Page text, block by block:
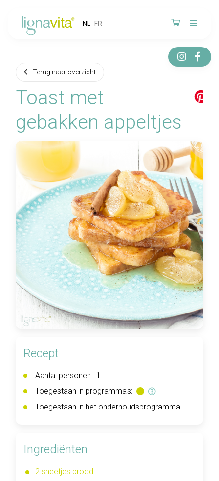
NL FR
Terug naar overzicht
Toast met
gebakken appeltjes
Recept
Aantal personen: 1
Toegestaan in programma's:
Toegestaan in het onderhoudsprogramma
Ingrediënten
2 sneetjes brood